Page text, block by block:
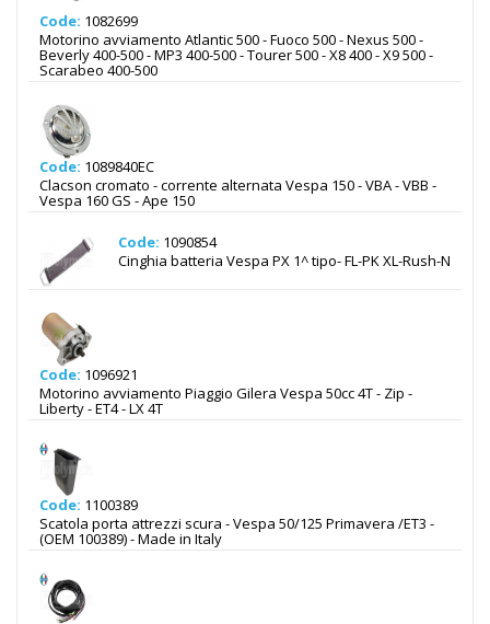
Code: 1082699
Motorino avviamento Atlantic 500 - Fuoco 500 - Nexus 500 -
Beverly 400-500 - MP3 400-500 - Tourer 500 - X8 400 - X9 500 -
Scarabeo 400-500
Code: 1089840EC
Clacson cromato - corrente alternata Vespa 150 - VBA - VBB -
Vespa 160 GS - Ape 150
Code: 1090854
Cinghia batteria Vespa PX 1^ tipo- FL-PK XL-Rush-N
Code: 1096921
Motorino avviamento Piaggio Gilera Vespa 50cc 4T - Zip -
Liberty - ET4 - LX 4T
Code: 1100389
Scatola porta attrezzi scura - Vespa 50/125 Primavera /ET3 -
(OEM 100389) - Made in Italy